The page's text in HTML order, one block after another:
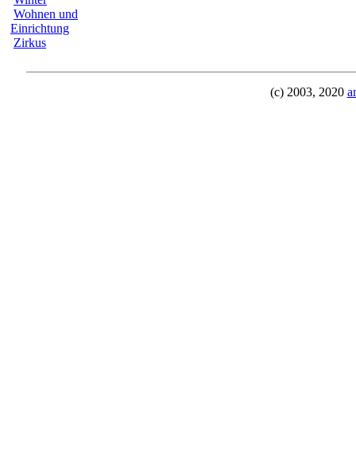
Wohnen und
Einrichtung
Zirkus
(c) 2003, 2020